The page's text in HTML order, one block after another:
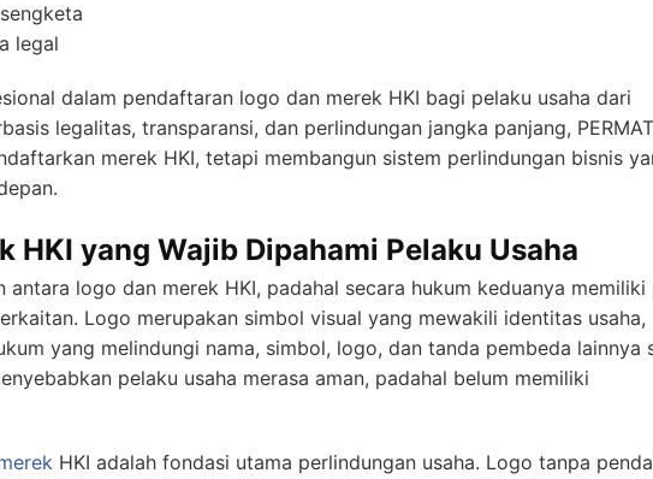
legal
dalam pendaftaran logo dan merek HKI bagi pelaku usaha dari
legalitas, transparansi, dan perlindungan jangka panjang,
merek HKI, tetapi membangun sistem perlindungan bisnis
HKI yang Wajib Dipahami Pelaku Usaha
antara logo dan merek HKI, padahal secara hukum keduanya memiliki
Logo merupakan simbol visual yang mewakili identitas usaha,
yang melindungi nama, simbol, logo, dan tanda pembeda lainnya
pelaku usaha merasa aman, padahal belum memiliki
HKI adalah fondasi utama perlindungan usaha. Logo tanpa